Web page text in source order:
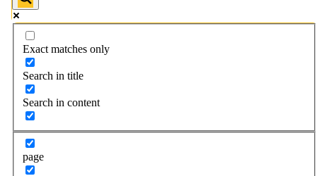
Exact matches only
Search in title
Search in content
page